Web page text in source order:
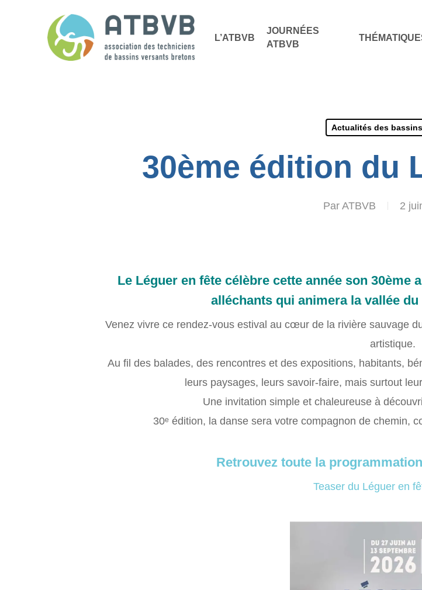
L’ATBVB
JOURNÉES
ATBVB
Actualités des
30ème édition du
Par ATBVB 2
Le Léguer en fête célèbre cette année son
alléchants qui animera la vallée du
Venez vivre ce rendez-vous estival au cœur de la rivière sauvage
artistique.
Au fil des balades, des rencontres et des expositions, habitants,
leurs paysages, leurs savoir-faire, mais surtout
Une invitation simple et chaleureuse à
30ᵉ édition, la danse sera votre compagnon de chemin,
Retrouvez toute la
Teaser du Léguer en